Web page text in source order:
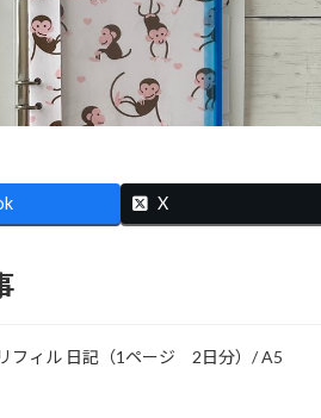
X
リフィル 日記（1ページ 2日分）/ A5